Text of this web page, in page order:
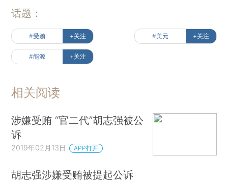
话题：
#受贿 +关注 #美元 +关注
#能源 +关注
相关阅读
涉嫌受贿 “官二代”胡志强被公
诉
2019年02月13日 APP打开
胡志强涉嫌受贿被提起公诉